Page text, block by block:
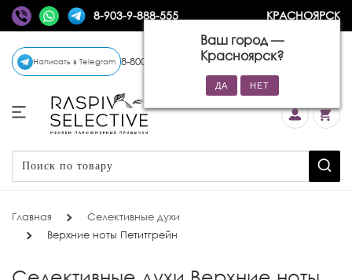
8-903-9-888-555 КРАСНОЯРСК
Ваш город —
Красноярск?
Написать в Telegram 8-800-770-72-34 (бесплатно)
Главная
Селективные духи
Верхние ноты Петитгрейн